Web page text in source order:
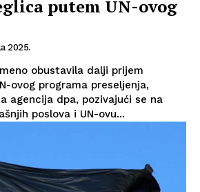
putem UN-ovog
2025.
obustavila dalji prijem
ovog programa preseljenja,
agencija dpa, pozivajući se na
poslova i UN-ovu...